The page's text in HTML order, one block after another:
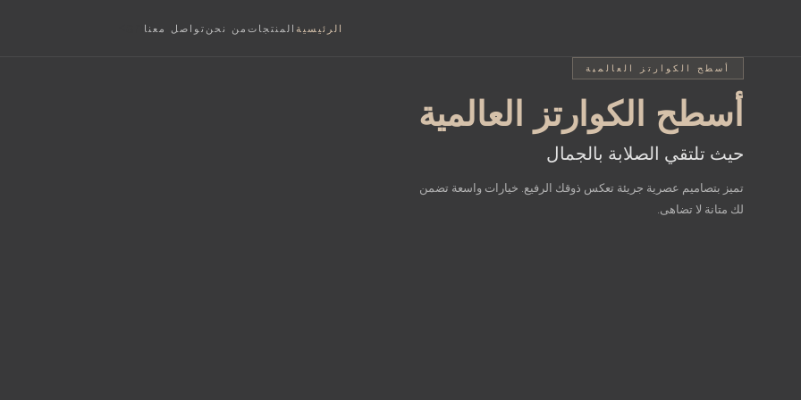
الرئيسية المنتجات من نحن تواصل معنا
أسطح الكوارتز العالمية
أسطح الكوارتز العالمية
حيث تلتقي الصلابة بالجمال
تميز بتصاميم عصرية جريئة تعكس ذوقك الرفيع. خيارات واسعة تضمن
لك متانة لا تضاهى.
أسطح SINTERED STONE المشرقة
أسطح Sintered Stone
المشرقة
جمال الطبيعة بصلابة استثنائية
عالم من الخيارات المختلفة